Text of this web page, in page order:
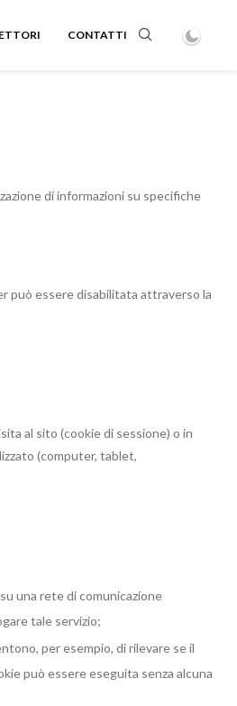
CONTATTI
di informazioni su specifiche
può essere disabilitata attraverso la
al sito (​cookie di sessione​) o in
(computer, tablet,
una rete di comunicazione
tale servizio;
per esempio, di rilevare se il
può essere eseguita senza alcuna